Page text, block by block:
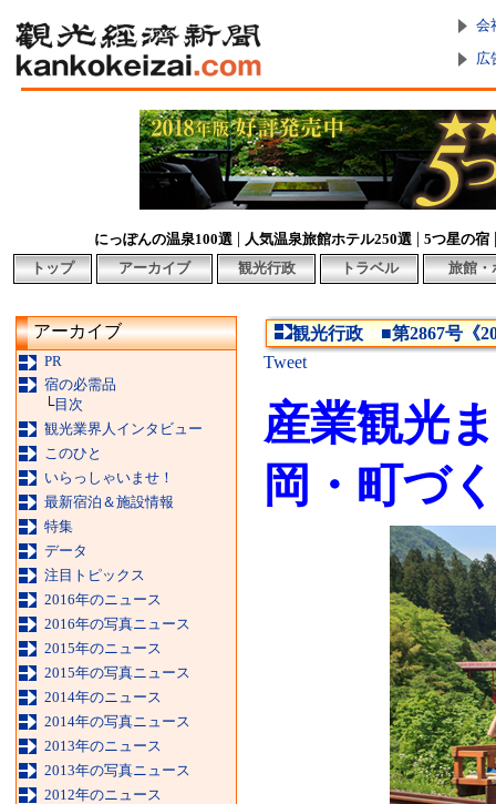
会
広
にっぽんの温泉100選 | 人気温泉旅館ホテル250選 | 5つ星の宿
トップ アーカイブ 観光行政 トラベル 旅館・
アーカイブ
PR
宿の必需品
└目次
観光業界人インタビュー
このひと
いらっしゃいませ！
最新宿泊＆施設情報
特集
データ
注目トピックス
2016年のニュース
2016年の写真ニュース
2015年のニュース
2015年の写真ニュース
2014年のニュース
2014年の写真ニュース
2013年のニュース
2013年の写真ニュース
2012年のニュース
観光行政 ■第2867号《
Tweet
産業観光
岡・町づ